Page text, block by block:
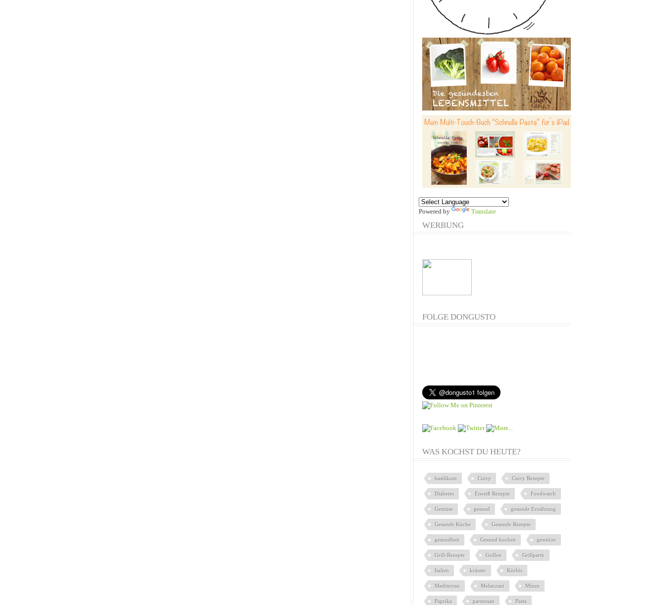
Powered by Translate
WERBUNG
FOLGE DONGUSTO
WAS KOCHST DU HEUTE?
basilikum Curry Curry Rezepte
Diabetes Eiweiß Rezepte Foodwatch
Gemüse gesund gesunde Ernährung
Gesunde Küche Gesunde Rezepte
gesundheit Gesund kochen gewürze
Grill-Rezepte Grillen Grillparty
Italien kräuter Kürbis
Mediterran Melanzani Minze
Paprika parmesan Pasta